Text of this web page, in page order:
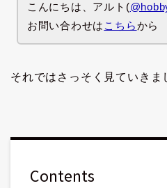
こんにちは、アルト(
お問い合わせは こちらから
それではさっそく見ていきま
Contents